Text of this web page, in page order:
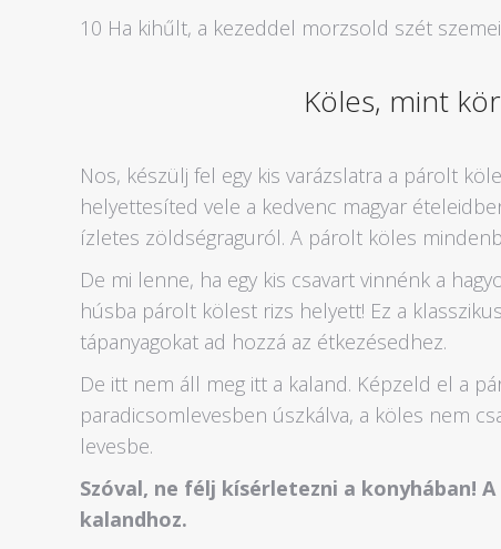
10 Ha kihűlt, a kezeddel morzsold szét
Köles, mint
Nos, készülj fel egy kis varázslatra a párolt
helyettesíted vele a kedvenc magyar
ízletes zöldségraguról. A párolt köles
De mi lenne, ha egy kis csavart vinnénk a
húsba párolt kölest rizs helyett! Ez a
tápanyagokat ad hozzá az étkezésedhez.
De itt nem áll meg itt a kaland. Képzeld el a
paradicsomlevesben úszkálva, a köles nem
levesbe.
Szóval, ne félj kísérletezni a konyhában!
kalandhoz.